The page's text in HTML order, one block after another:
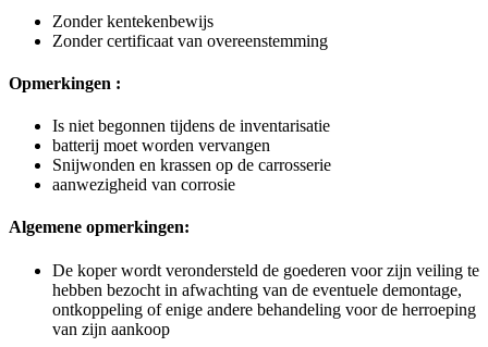
Zonder kentekenbewijs
Zonder certificaat van overeenstemming
Opmerkingen :
Is niet begonnen tijdens de inventarisatie
batterij moet worden vervangen
Snijwonden en krassen op de carrosserie
aanwezigheid van corrosie
Algemene opmerkingen:
De koper wordt verondersteld de goederen voor zijn veiling te
hebben bezocht in afwachting van de eventuele demontage,
ontkoppeling of enige andere behandeling voor de herroeping
van zijn aankoop